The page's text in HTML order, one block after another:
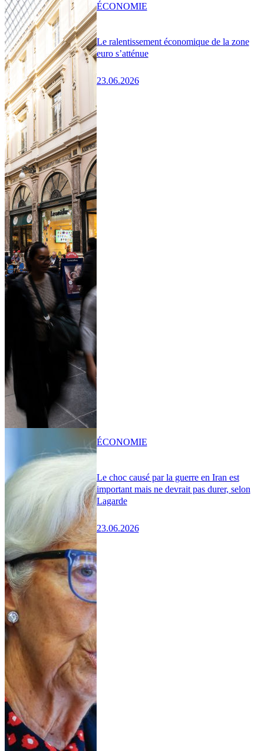
Le ralentissement économique de la zone
euro s’atténue
23.06.2026
ÉCONOMIE
Le choc causé par la guerre en Iran est
important mais ne devrait pas durer, selon
Lagarde
23.06.2026
ÉCONOMIE